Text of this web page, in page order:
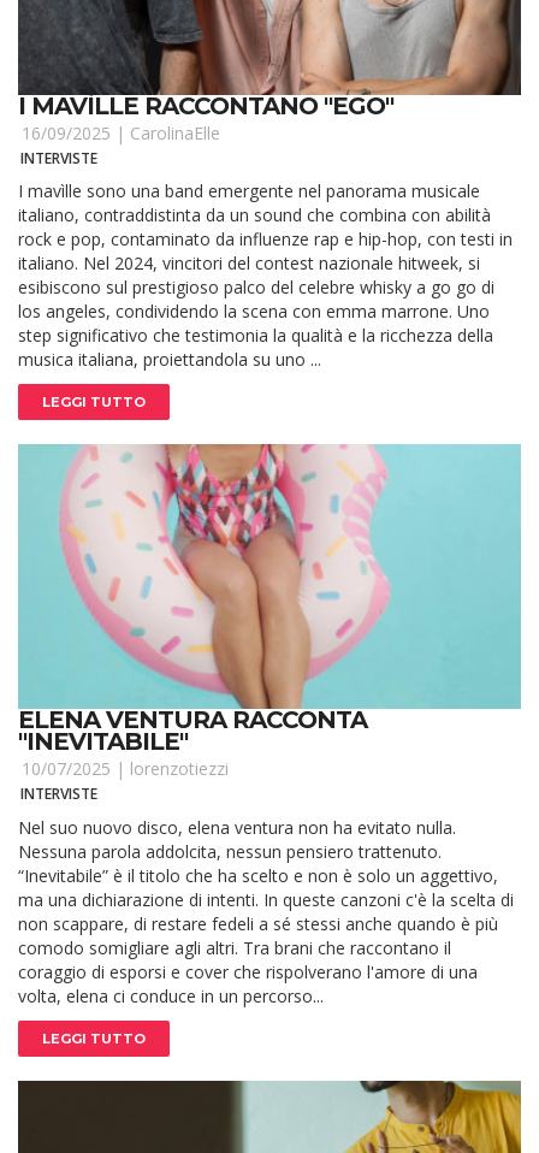
I MAVÌLLE RACCONTANO "EGO"
16/09/2025 | CarolinaElle
INTERVISTE
I mavìlle sono una band emergente nel panorama musicale
italiano, contraddistinta da un sound che combina con abilità
rock e pop, contaminato da influenze rap e hip-hop, con testi in
italiano. Nel 2024, vincitori del contest nazionale hitweek, si
esibiscono sul prestigioso palco del celebre whisky a go go di
los angeles, condividendo la scena con emma marrone. Uno
step significativo che testimonia la qualità e la ricchezza della
musica italiana, proiettandola su uno ...
LEGGI TUTTO
ELENA VENTURA RACCONTA
"INEVITABILE"
10/07/2025 | lorenzotiezzi
INTERVISTE
Nel suo nuovo disco, elena ventura non ha evitato nulla.
Nessuna parola addolcita, nessun pensiero trattenuto.
“Inevitabile” è il titolo che ha scelto e non è solo un aggettivo,
ma una dichiarazione di intenti. In queste canzoni c'è la scelta di
non scappare, di restare fedeli a sé stessi anche quando è più
comodo somigliare agli altri. Tra brani che raccontano il
coraggio di esporsi e cover che rispolverano l'amore di una
volta, elena ci conduce in un percorso...
LEGGI TUTTO